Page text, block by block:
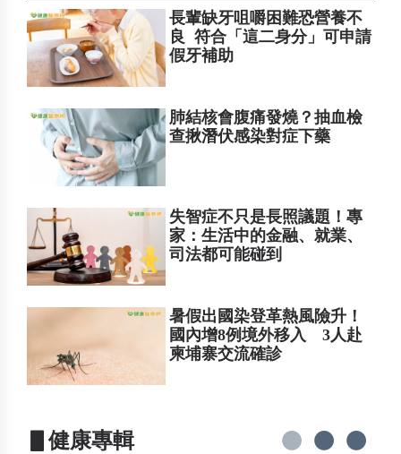
長輩缺牙咀嚼困難恐營養不
良 符合「這二身分」可申請
假牙補助
肺結核會腹痛發燒？抽血檢
查揪潛伏感染對症下藥
失智症不只是長照議題！專
家：生活中的金融、就業、
司法都可能碰到
暑假出國染登革熱風險升！
國內增8例境外移入 3人赴
柬埔寨交流確診
▋健康專輯